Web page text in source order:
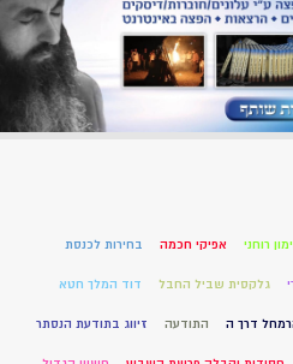
רוחני אפיקי חכמה בחירות לכנסת
גלקסית שביל החבל דוד המלך חטא
דרך ה התודעה זיווג בתודעת הנסתר